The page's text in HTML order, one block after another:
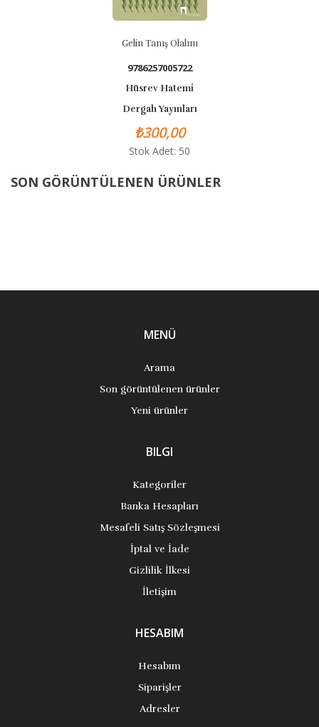
Gelin Tanış Olalım
9786257005722
Hüsrev Hatemi
Dergah Yayınları
₺300,00
Stok Adet: 50
SON GÖRÜNTÜLENEN ÜRÜNLER
MENÜ
Arama
Son görüntülenen ürünler
Yeni ürünler
BILGI
Kategoriler
Banka Hesapları
Mesafeli Satış Sözleşmesi
İptal ve İade
Gizlilik İlkesi
İletişim
HESABIM
Hesabım
Siparişler
Adresler